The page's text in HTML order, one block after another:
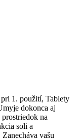
1. použití, Tablety
dokonca aj
na
soli a
vašu